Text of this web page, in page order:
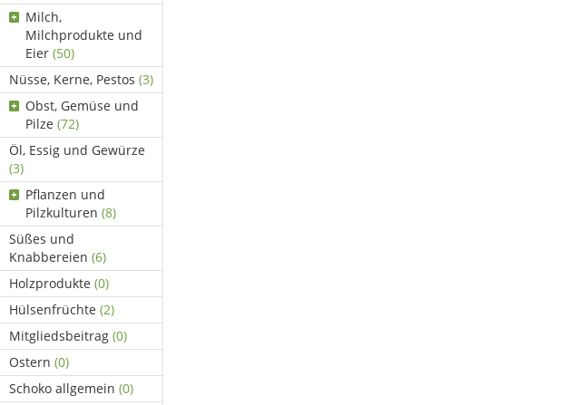
Milch,
Milchprodukte und
Eier (50)
Nüsse, Kerne, Pestos (3)
Obst, Gemüse und
Pilze (72)
Öl, Essig und Gewürze
(3)
Pflanzen und
Pilzkulturen (8)
Süßes und
Knabbereien (6)
Holzprodukte (0)
Hülsenfrüchte (2)
Mitgliedsbeitrag (0)
Ostern (0)
Schoko allgemein (0)